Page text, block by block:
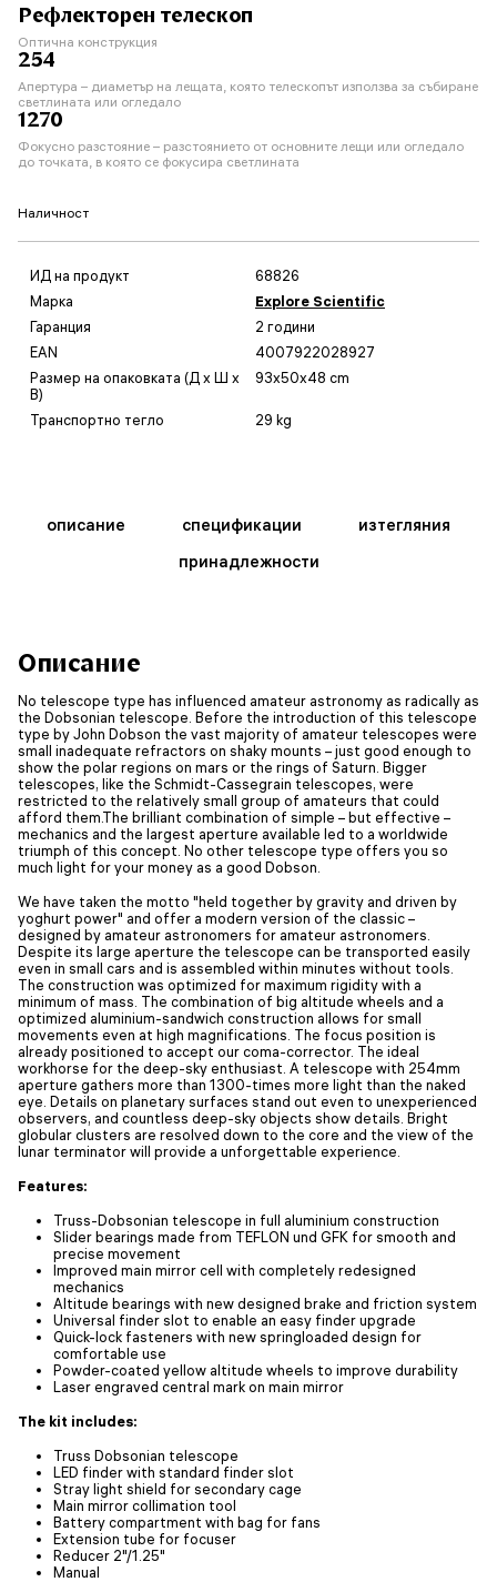
Рефлекторен телескоп
Оптична конструкция
254
Апертура – диаметър на лещата, която телескопът използва за събиране
светлината или огледало
1270
Фокусно разстояние – разстоянието от основните лещи или огледало
до точката, в която се фокусира светлината
Наличност
ИД на продукт
68826
Марка
Explore Scientific
Гаранция
2 години
EAN
4007922028927
Размер на опаковката (Д x Ш x
В)
93x50x48 cm
Транспортно тегло 29 kg
описание спецификации
изтегляния
принадлежности
Описание
No telescope type has influenced amateur astronomy as radically as
the Dobsonian telescope. Before the introduction of this telescope
type by John Dobson the vast majority of amateur telescopes were
small inadequate refractors on shaky mounts – just good enough to
show the polar regions on mars or the rings of Saturn. Bigger
telescopes, like the Schmidt-Cassegrain telescopes, were
restricted to the relatively small group of amateurs that could
afford them.The brilliant combination of simple – but effective –
mechanics and the largest aperture available led to a worldwide
triumph of this concept. No other telescope type offers you so
much light for your money as a good Dobson.
We have taken the motto "held together by gravity and driven by
yoghurt power" and offer a modern version of the classic –
designed by amateur astronomers for amateur astronomers.
Despite its large aperture the telescope can be transported easily
even in small cars and is assembled within minutes without tools.
The construction was optimized for maximum rigidity with a
minimum of mass. The combination of big altitude wheels and a
optimized aluminium-sandwich construction allows for small
movements even at high magnifications. The focus position is
already positioned to accept our coma-corrector. The ideal
workhorse for the deep-sky enthusiast. A telescope with 254mm
aperture gathers more than 1300-times more light than the naked
eye. Details on planetary surfaces stand out even to unexperienced
observers, and countless deep-sky objects show details. Bright
globular clusters are resolved down to the core and the view of the
lunar terminator will provide a unforgettable experience.
Features:
Truss-Dobsonian telescope in full aluminium construction
Slider bearings made from TEFLON und GFK for smooth and
precise movement
Improved main mirror cell with completely redesigned
mechanics
Altitude bearings with new designed brake and friction system
Universal finder slot to enable an easy finder upgrade
Quick-lock fasteners with new springloaded design for
comfortable use
Powder-coated yellow altitude wheels to improve durability
Laser engraved central mark on main mirror
The kit includes:
Truss Dobsonian telescope
LED finder with standard finder slot
Stray light shield for secondary cage
Main mirror collimation tool
Battery compartment with bag for fans
Extension tube for focuser
Reducer 2"/1.25"
Manual